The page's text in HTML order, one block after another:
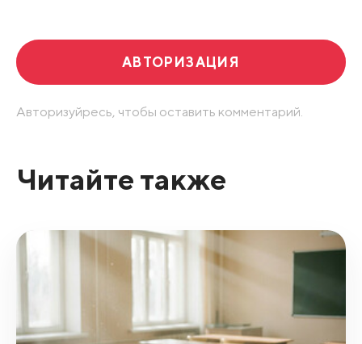
АВТОРИЗАЦИЯ
Авторизуйресь, чтобы оставить комментарий.
Читайте также